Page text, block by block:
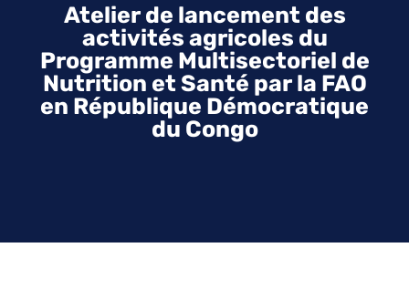
Atelier de lancement des
activités agricoles du
Programme Multisectoriel de
Nutrition et Santé par la FAO
en République Démocratique
du Congo